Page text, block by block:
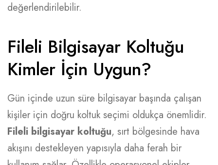
değerlendirilebilir.
Fileli Bilgisayar Koltuğu
Kimler İçin Uygun?
Gün içinde uzun süre bilgisayar başında çalışan
kişiler için doğru koltuk seçimi oldukça önemlidir.
Fileli bilgisayar koltuğu, sırt bölgesinde hava
akışını destekleyen yapısıyla daha ferah bir